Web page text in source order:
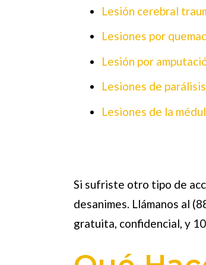
Lesión cerebral
Lesiones por
Lesión por
Lesiones de parálisis
Lesiones de la
Si sufriste otro tipo de
desanimes. Llámanos al
gratuita, confidencial, y